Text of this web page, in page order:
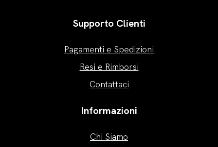
Supporto Clienti
Pagamenti e Spedizioni
Resi e Rimborsi
Contattaci
Informazioni
Chi Siamo